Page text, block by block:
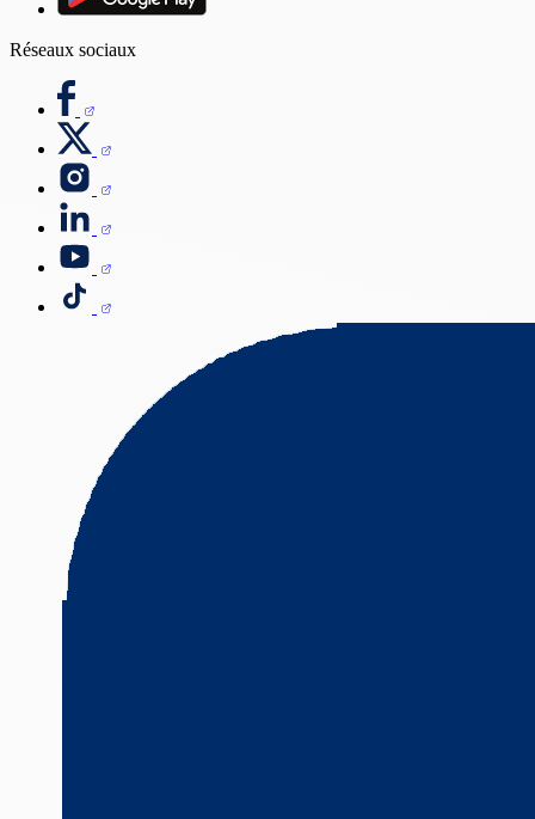
Réseaux sociaux